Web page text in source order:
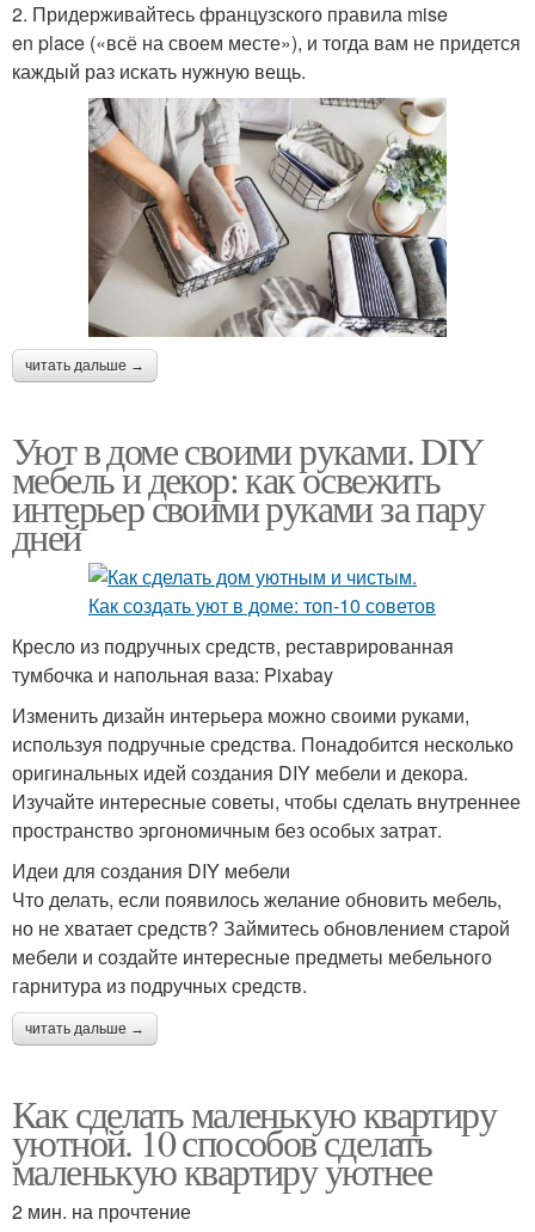
2. Придерживайтесь французского правила mise
en place («всё на своем месте»), и тогда вам не придется
каждый раз искать нужную вещь.
читать дальше →
Уют в доме своими руками. DIY
мебель и декор: как освежить
интерьер своими руками за пару
дней
Кресло из подручных средств, реставрированная
тумбочка и напольная ваза: Pixabay
Изменить дизайн интерьера можно своими руками,
используя подручные средства. Понадобится несколько
оригинальных идей создания DIY мебели и декора.
Изучайте интересные советы, чтобы сделать внутреннее
пространство эргономичным без особых затрат.
Идеи для создания DIY мебели
Что делать, если появилось желание обновить мебель,
но не хватает средств? Займитесь обновлением старой
мебели и создайте интересные предметы мебельного
гарнитура из подручных средств.
читать дальше →
Как сделать маленькую квартиру
уютной. 10 способов сделать
маленькую квартиру уютнее
2 мин. на прочтение